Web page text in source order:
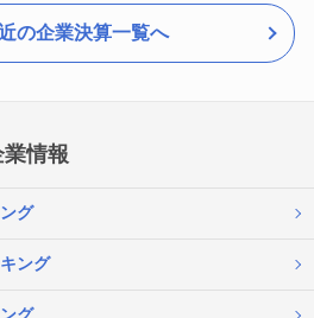
の企業決算一覧へ
情報
グ
ング